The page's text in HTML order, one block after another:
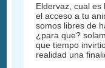
Eldervaz, cual
el acceso a tu
somos libres de
¿para que?
que tiempo
realidad una